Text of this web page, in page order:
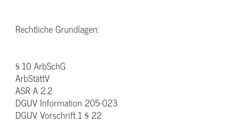
Rechtliche Grundlagen:
§ 10 ArbSchG
ArbStättV
ASR A 2.2
DGUV Information 205-023
DGUV Vorschrift 1 § 22